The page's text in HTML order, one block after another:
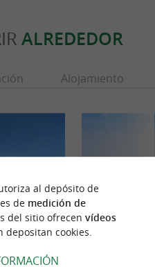
ALREDEDOR
Alojamiento
al depósito de
de medición de
del sitio ofrecen vídeos
cookies.